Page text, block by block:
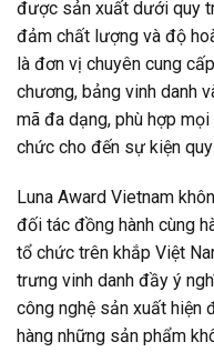
được sản xuất dưới quy
đảm chất lượng và độ
là đơn vị chuyên cung
chương, bảng vinh danh
mã đa dạng, phù hợp
chức cho đến sự kiện
Luna Award Vietnam
đối tác đồng hành cùng
tổ chức trên khắp Việt
trưng vinh danh đầy ý
công nghệ sản xuất hiện
hàng những sản phẩm